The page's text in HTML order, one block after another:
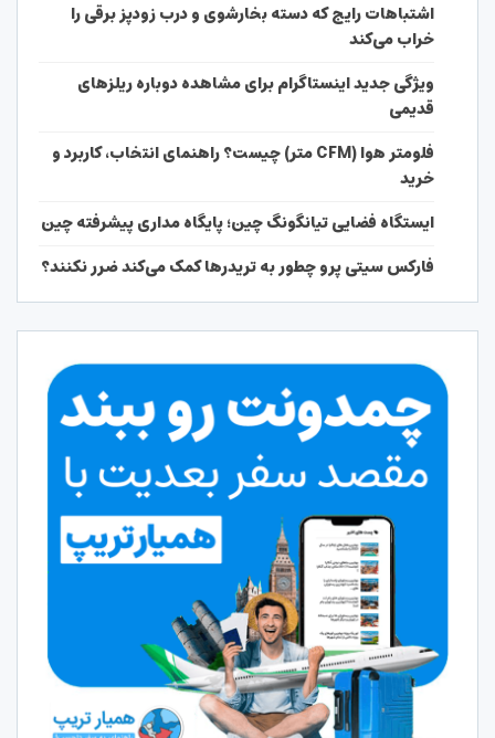
اشتباهات رایج که دسته بخارشوی و درب زودپز برقی را
خراب می‌کند
ویژگی جدید اینستاگرام برای مشاهده دوباره ریلزهای
قدیمی
فلومتر هوا (CFM متر) چیست؟ راهنمای انتخاب، کاربرد و
خرید
ایستگاه فضایی تیانگونگ چین؛ پایگاه مداری پیشرفته چین
فارکس سیتی پرو چطور به تریدرها کمک می‌کند ضرر نکنند؟